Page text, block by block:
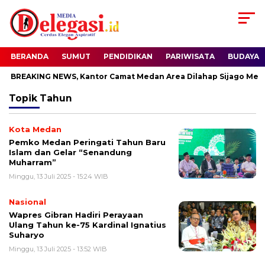
BERANDA SUMUT PENDIDIKAN PARIWISATA BUDAYA
BREAKING NEWS, Kantor Camat Medan Area Dilahap Sijago Merah
Topik Tahun
Kota Medan
Pemko Medan Peringati Tahun Baru
Islam dan Gelar “Senandung
Muharram”
Minggu, 13 Juli 2025 - 15:24 WIB
Nasional
Wapres Gibran Hadiri Perayaan
Ulang Tahun ke-75 Kardinal Ignatius
Suharyo
Minggu, 13 Juli 2025 - 13:52 WIB